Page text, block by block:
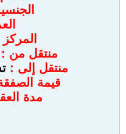
منتقل من :
منتقل إلى :
قيمة
مدة